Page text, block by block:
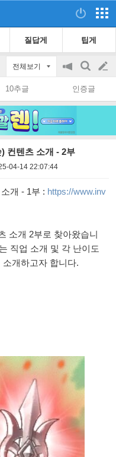
질답게 팁게
전체보기
공
on/off
검
색
글
쓰
10추글 인증글
컨텐츠 소개 - 2부
04-14 22:07:44
개 - 1부 : https://www.inv
소개 2부로 찾아왔습니
직업 소개 및 각 난이도
개하고자 합니다.